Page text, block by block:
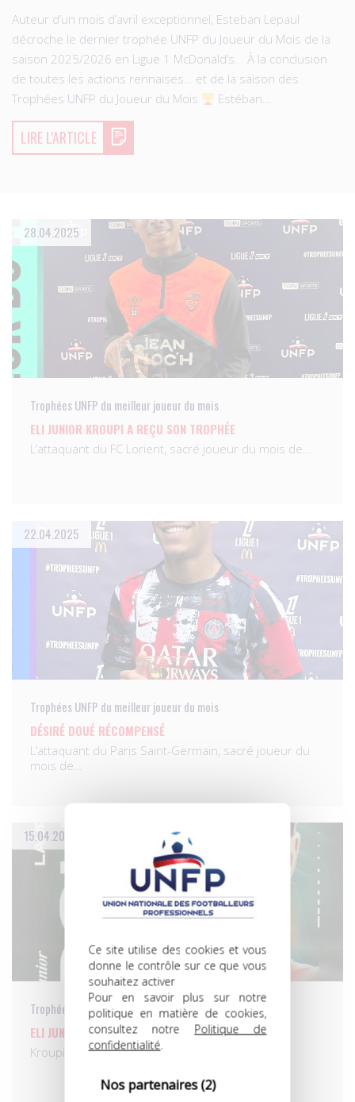
Ce site utilise des cookies et vous
donne le contrôle sur ce que vous
souhaitez activer
Pour en savoir plus sur notre
politique en matière de cookies,
consultez notre Politique de
confidentialité.
Nos partenaires(2)
Auteur d’un mois d’avril exceptionnel, Esteban Lepaul
décroche le dernier trophée UNFP du Joueur du Mois de la
saison 2025/2026 en Ligue 1 McDonald’s. À la conclusion
de toutes les actions rennaises… et de la saison des
Trophées UNFP du Joueur du Mois
Estéban…
LIRE L'ARTICLE
28.04.2025
Trophées UNFP du meilleur joueur du mois
ELI JUNIOR KROUPI A REÇU SON TROPHÉE
L’attaquant du FC Lorient, sacré joueur du mois de…
22.04.2025
Trophées UNFP du meilleur joueur du mois
DÉSIRÉ DOUÉ RÉCOMPENSÉ
L’attaquant du Paris Saint-Germain, sacré joueur du
mois de…
15.04.2025
Trophées UNFP du meilleur joueur du mois
ELI JUNIOR KROUPI, SACRÉ EN LIGUE 2 BKT
Kroupi, le mal nommé… …